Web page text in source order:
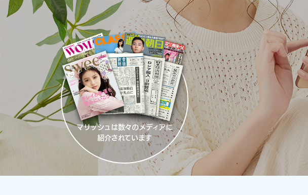
マリッシュは数々のメディアに
紹介されています